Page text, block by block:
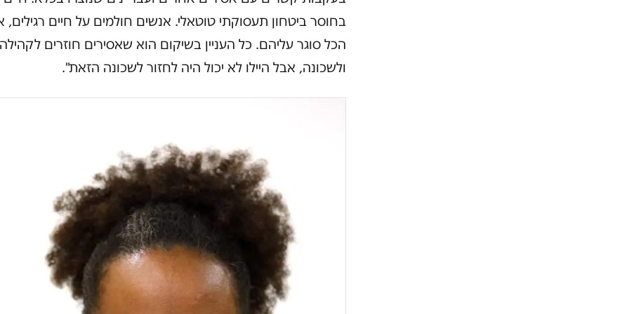
בחוסר ביטחון תעסוקתי טוטאלי. אנשים חולמים על חיים רגילים,
הכל סוגר עליהם. כל העניין בשיקום הוא שאסירים חוזרים
ולשכונה, אבל היילו לא יכול היה לחזור לשכונה הזאת".